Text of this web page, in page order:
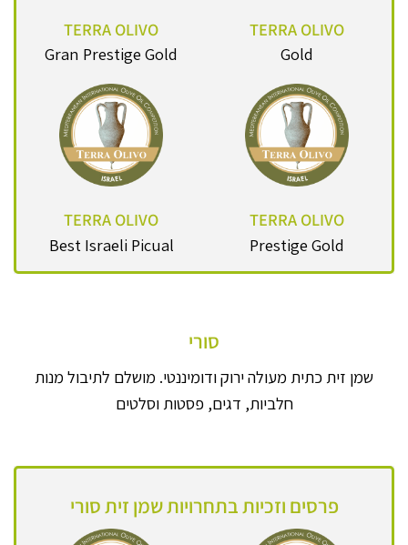
TERRA OLIVO
Gold
TERRA OLIVO
Gran Prestige Gold
TERRA OLIVO
Prestige Gold
TERRA OLIVO
Best Israeli Picual
סורי
שמן זית כתית מעולה ירוק ודומיננטי. מושלם לתיבול מנות
חלביות, דגים, פסטות וסלטים
פרסים וזכיות בתחרויות שמן זית סורי